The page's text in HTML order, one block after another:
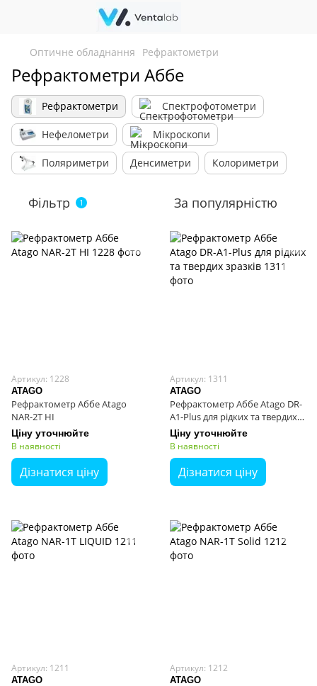
Оптичне обладнання Рефрактометри
Рефрактометри Аббе
Рефрактометри Спектрофотометри
Нефелометри Мікроскопи
Поляриметри Денсиметри Колориметри
Фільтр 1 За популярністю
Артикул: 1228
ATAGO
Рефрактометр Аббе Atago
NAR-2T HI
Ціну уточнюйте
В наявності
Дізнатися ціну
Артикул: 1311
ATAGO
Рефрактометр Аббе Atago DR-
A1-Plus для рідких та твердих
зразків
Ціну уточнюйте
В наявності
Дізнатися ціну
Артикул: 1211
ATAGO
Артикул: 1212
ATAGO